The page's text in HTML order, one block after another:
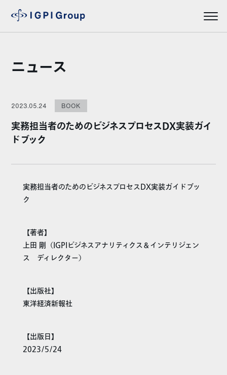
ニュース
2023.05.24 BOOK
実務担当者のためのビジネスプロセスDX実装ガイ
ドブック
実務担当者のためのビジネスプロセスDX実装ガイドブッ
ク
【著者】
上田 剛（IGPIビジネスアナリティクス＆インテリジェン
ス ディレクター）
【出版社】
東洋経済新報社
【出版日】
2023/5/24